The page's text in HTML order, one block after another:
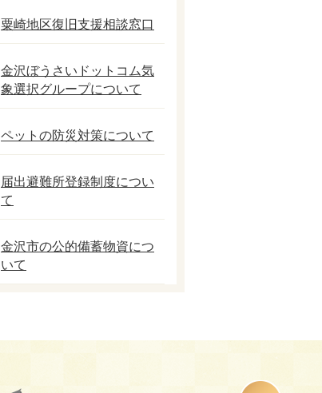
粟崎地区復旧支援相談窓口
金沢ぼうさいドットコム気
象選択グループについて
ペットの防災対策について
届出避難所登録制度につい
て
金沢市の公的備蓄物資につ
いて